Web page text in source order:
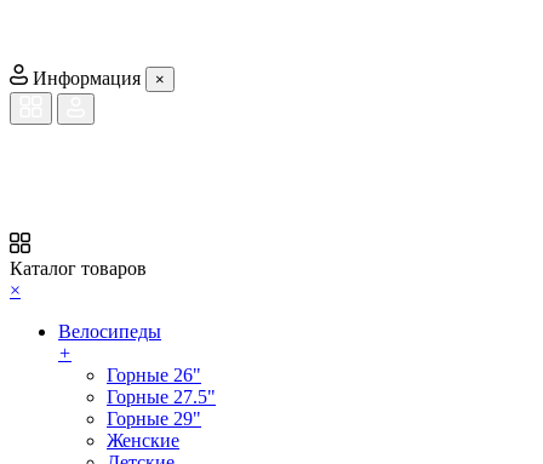
Информация ×
Каталог товаров
×
Велосипеды
+
Горные 26"
Горные 27.5"
Горные 29"
Женские